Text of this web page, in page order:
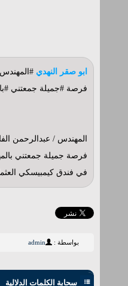
ابو صقر النهدي
فرصة #جميلة جمعتني
المهندس / عبدالرحمن
فرصة جميلة جمعتني
في فندق كيمبيسكي
بواسطة : admin
سحابة الكلمات الدلالية